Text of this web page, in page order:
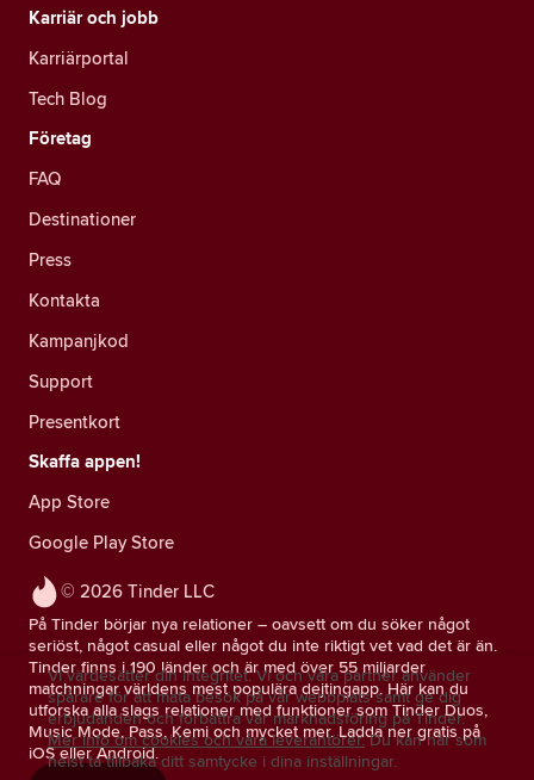
© 2026 Tinder LLC
På Tinder börjar nya relationer – oavsett om du söker något
seriöst, något casual eller något du inte riktigt vet vad det är än.
Tinder finns i 190 länder och är med över 55 miljarder
matchningar världens mest populära dejtingapp. Här kan du
utforska alla slags relationer med funktioner som Tinder Duos,
Music Mode, Pass, Kemi och mycket mer. Ladda ner gratis på
iOS eller Android.
Karriär och jobb
Karriärportal
Tech Blog
Företag
FAQ
Destinationer
Press
Kontakta
Kampanjkod
Support
Presentkort
Skaffa appen!
App Store
Google Play Store
Vi värdesätter din integritet. Vi och våra partner använder
spårare för att mäta besök på vår webbplats samt ge dig
erbjudanden och förbättra vår marknadsföring på Tinder.
Mer info om cookies och våra leverantörer. Du kan när som
helst ta tillbaka ditt samtycke i dina inställningar.